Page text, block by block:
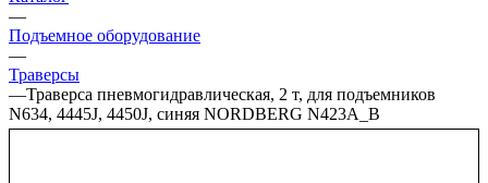
—
Подъемное оборудование
—
Траверсы
—Траверса пневмогидравлическая, 2 т, для подъемников
N634, 4445J, 4450J, синяя NORDBERG N423A_B